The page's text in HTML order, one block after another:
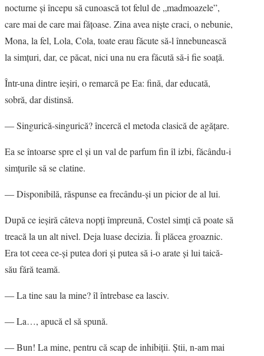
nocturne şi începu să cunoască tot felul de „madmoazele”,
care mai de care mai făţoase. Zina avea nişte craci, o nebunie,
Mona, la fel, Lola, Cola, toate erau făcute să-l înnebunească
la simţuri, dar, ce păcat, nici una nu era făcută să-i fie soaţă.
Într-una dintre ieşiri, o remarcă pe Ea: fină, dar educată,
sobră, dar distinsă.
― Singurică-singurică? încercă el metoda clasică de agăţare.
Ea se întoarse spre el şi un val de parfum fin îl izbi, făcându-i
simţurile să se clatine.
― Disponibilă, răspunse ea frecându-şi un picior de al lui.
După ce ieşiră câteva nopţi împreună, Costel simţi că poate să
treacă la un alt nivel. Deja luase decizia. Îi plăcea groaznic.
Era tot ceea ce-şi putea dori şi putea să i-o arate şi lui taică-
său fără teamă.
― La tine sau la mine? îl întrebase ea lasciv.
― La…, apucă el să spună.
― Bun! La mine, pentru că scap de inhibiţii. Ştii, n-am mai